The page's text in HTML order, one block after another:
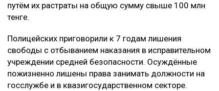
путём их растраты на общую сумму свыше 100 млн
тенге.
Полицейских приговорили к 7 годам лишения
свободы с отбыванием наказания в исправительном
учреждении средней безопасности. Осуждённые
пожизненно лишены права занимать должности на
госслужбе и в квазигосударственном секторе.